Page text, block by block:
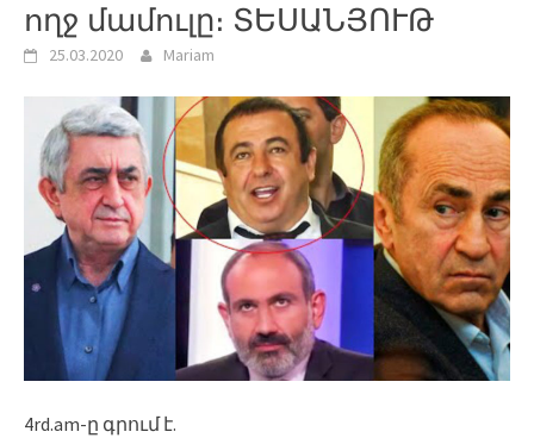
ողջ մամուլը։ ՏԵՍԱՆՅՈՒԹ
25.03.2020 Mariam
4rd.am-ը գրում է.